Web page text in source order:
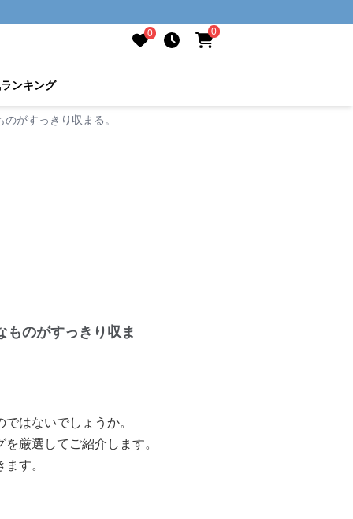
0 0
ランキング
がすっきり収まる。
のがすっきり収ま
はないでしょうか。
厳選してご紹介します。
す。